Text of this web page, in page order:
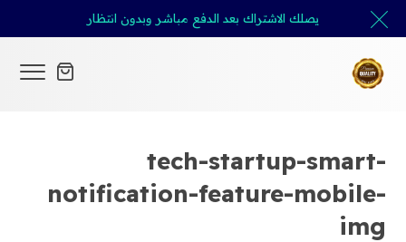
يصلك الاشتراك بعد الدفع مباشر وبدون انتظار
tech-startup-smart-
notification-feature-mobile-
img